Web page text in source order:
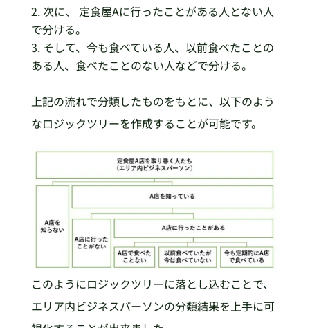
次に、 定食屋Aに行ったことがある人とない人
で分ける。
そして、今も食べている人、以前食べたことの
ある人、食べたことのない人などで分ける。
上記の流れで分類したものをもとに、以下のよう
なロジックツリーを作成することが可能です。
このようにロジックツリーに落とし込むことで、
エリア内ビジネスパーソンの分類結果を上手に可